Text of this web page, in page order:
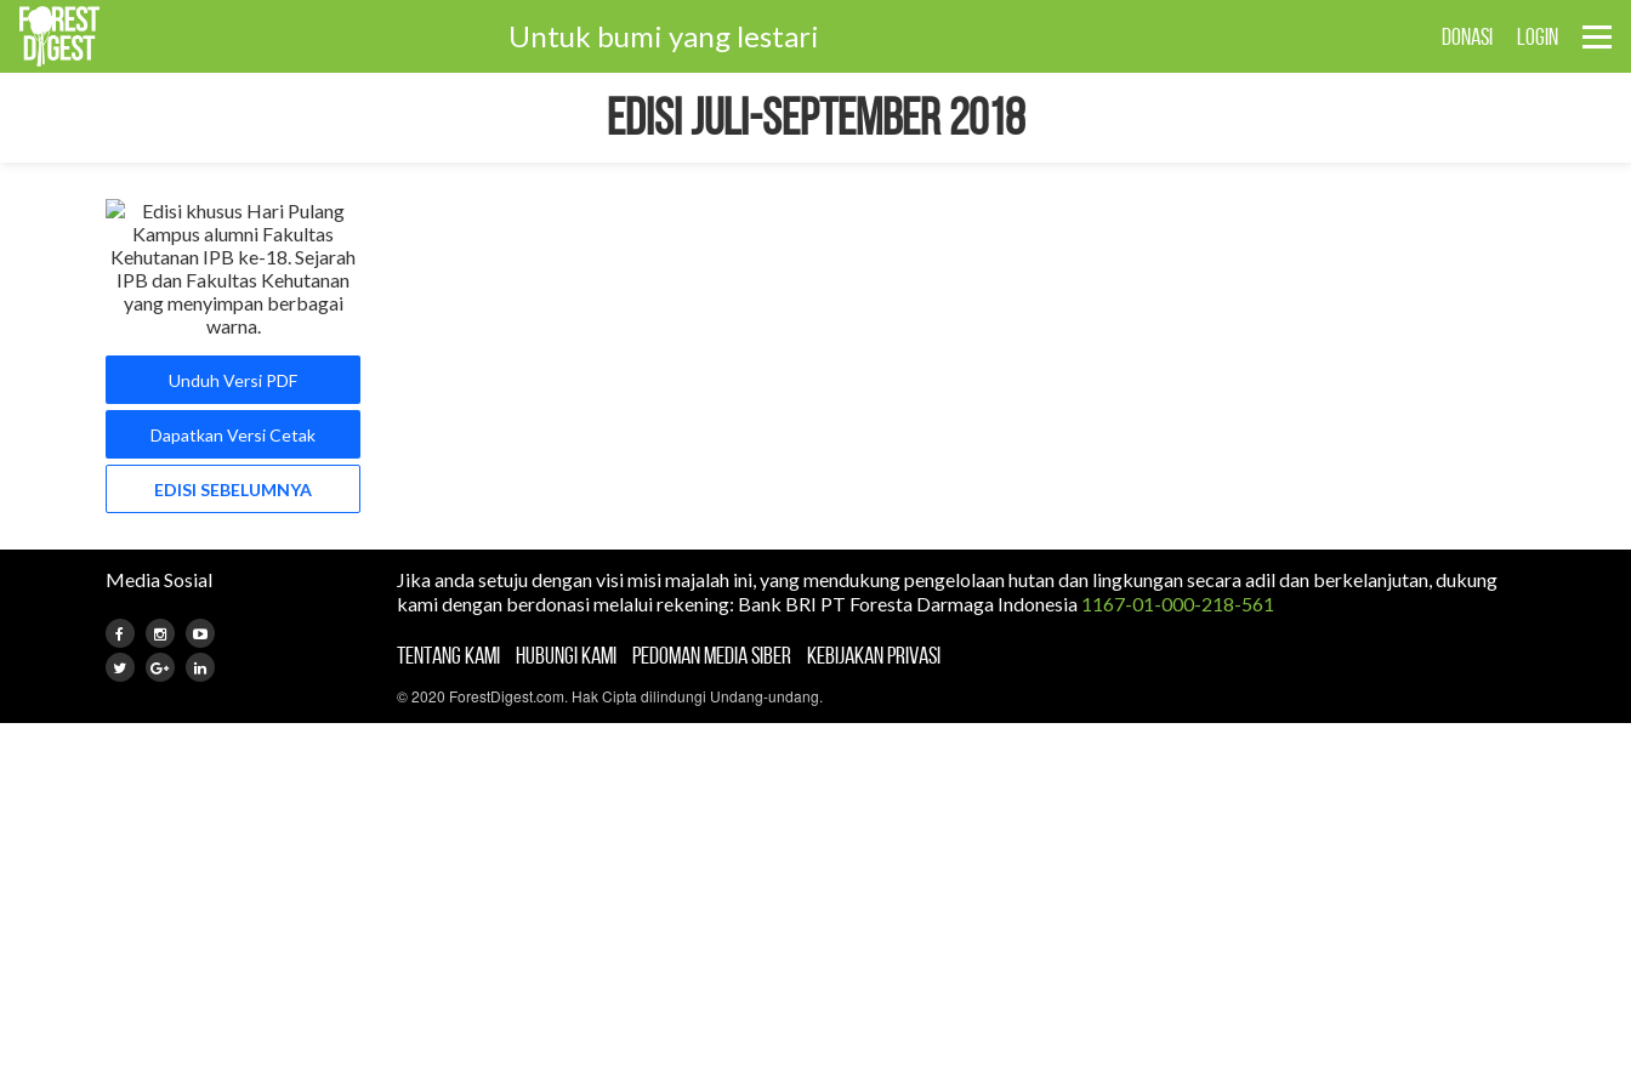
Untuk bumi yang lestari DONASI LOGIN
Edisi Juli-September 2018
Unduh Versi PDF
Dapatkan Versi Cetak
EDISI SEBELUMNYA
Media Sosial
Jika anda setuju dengan visi misi majalah ini, yang mendukung pengelolaan hutan dan lingkungan secara adil dan berkelanjutan, dukung
kami dengan berdonasi melalui rekening: Bank BRI PT Foresta Darmaga Indonesia 1167-01-000-218-561
TENTANG KAMI HUBUNGI KAMI PEDOMAN MEDIA SIBER KEBIJAKAN PRIVASI
© 2020 ForestDigest.com. Hak Cipta dilindungi Undang-undang.